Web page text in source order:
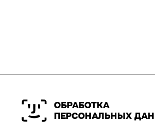
ОБРАБОТКА
ПЕРСОНАЛЬНЫХ